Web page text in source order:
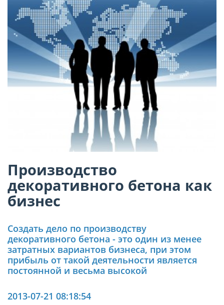
Производство
декоративного бетона как
бизнес
Создать дело по производству
декоративного бетона - это один из менее
затратных вариантов бизнеса, при этом
прибыль от такой деятельности является
постоянной и весьма высокой
2013-07-21 08:18:54